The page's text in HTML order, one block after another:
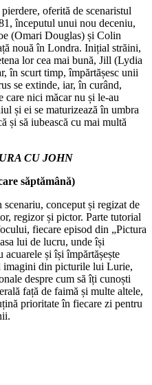
oferită de scenaristul
începutul unui nou deceniu,
(Omari Douglas) și Colin
nouă în Londra. Inițial străini,
lor cea mai bună, Jill (Lydia
în scurt timp, împărtășesc unii
se extinde, iar, în curând,
nici măcar nu și le-au
și ei se maturizează în umbra
și să iubească cu mai multă
CU JOHN
săptămână)
conceput și regizat de
regizor și pictor. Parte tutorial
fiecare episod din „Pictura
lui de lucru, unde își
și își împărtășește
imagini din picturile lui Lurie,
despre cum să îți cunoști
față de faimă și multe altele,
prioritate în fiecare zi pentru